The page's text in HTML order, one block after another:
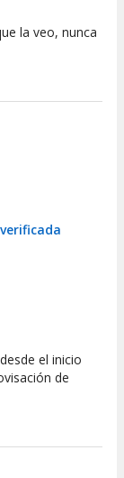
la veo, nunca
el inicio
de